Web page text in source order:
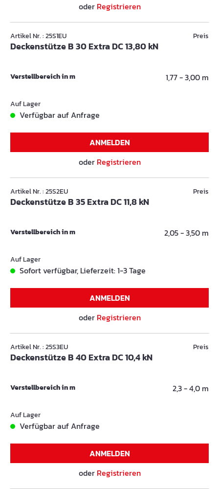
oder Registrieren
Artikel Nr. : 25S1EU
Deckenstütze B 30 Extra DC 13,80 kN
Preis
Verstellbereich in m 1,77 - 3,00 m
Auf Lager
Verfügbar auf Anfrage
ANMELDEN
oder Registrieren
Artikel Nr. : 25S2EU
Deckenstütze B 35 Extra DC 11,8 kN
Preis
Verstellbereich in m 2,05 - 3,50 m
Auf Lager
Sofort verfügbar, Lieferzeit: 1-3 Tage
ANMELDEN
oder Registrieren
Artikel Nr. : 25S3EU
Deckenstütze B 40 Extra DC 10,4 kN
Preis
Verstellbereich in m 2,3 - 4,0 m
Auf Lager
Verfügbar auf Anfrage
ANMELDEN
oder Registrieren